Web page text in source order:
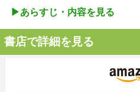
▶︎あらすじ・内容を見る
書店で詳細を見る